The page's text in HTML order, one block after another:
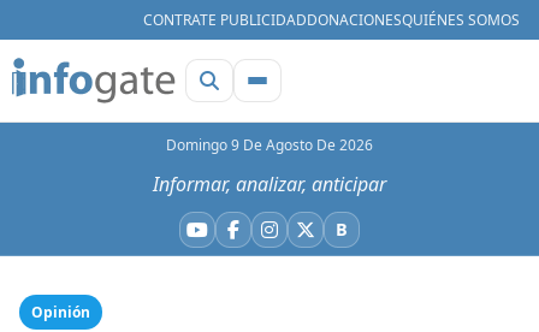
CONTRATE PUBLICIDADDONACIONESQUIÉNES SOMOS
Domingo 9 De Agosto De 2026
Informar, analizar, anticipar
YouTube
Facebook
Instagram
X BBluesky
Opinión